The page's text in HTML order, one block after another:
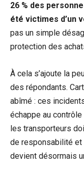
26 % des
été victimes d’un
pas un simple
protection des
À cela s’ajoute la
des répondants.
abîmé : ces
échappe au
les transporteurs
de responsabilité et
devient désormais